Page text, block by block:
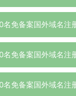
名免备案国外域名注
名免备案国外域名注
名免备案国外域名注